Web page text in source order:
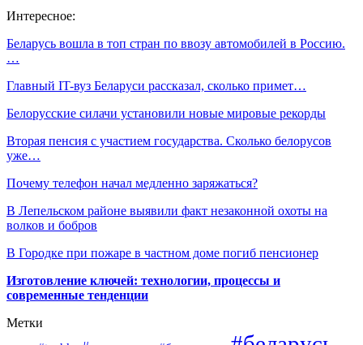
Интересное:
Беларусь вошла в топ стран по ввозу автомобилей в Россию.
…
Главный IT-вуз Беларуси рассказал, сколько примет…
Белорусские силачи установили новые мировые рекорды
Вторая пенсия с участием государства. Сколько белорусов
уже…
Почему телефон начал медленно заряжаться?
В Лепельском районе выявили факт незаконной охоты на
волков и бобров
В Городке при пожаре в частном доме погиб пенсионер
Изготовление ключей: технологии, процессы и
современные тенденции
Метки